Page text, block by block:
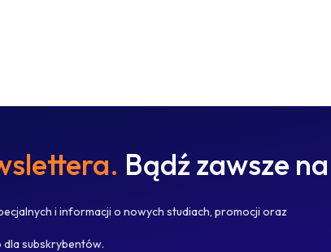
Bądź zawsze
i informacji o nowych studiach, promocji oraz
subskrybentów.